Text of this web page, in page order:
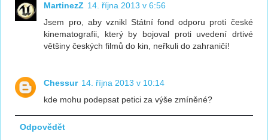
MartinezZ 14. října 2013 v 6:56
Jsem pro, aby vznikl Státní fond odporu proti české
kinematografii, který by bojoval proti uvedení drtivé
většiny českých filmů do kin, neřkuli do zahraničí!
Chessur 14. října 2013 v 10:14
kde mohu podepsat petici za výše zmíněné?
Odpovědět